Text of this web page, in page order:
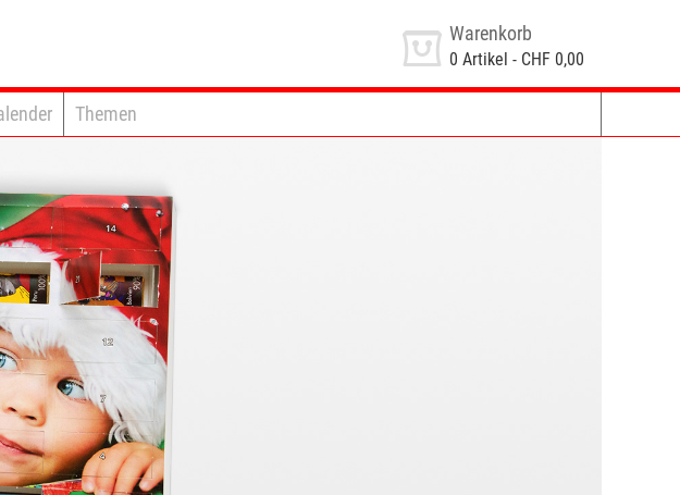
Warenkorb
0 Artikel - CHF 0,00
Themen